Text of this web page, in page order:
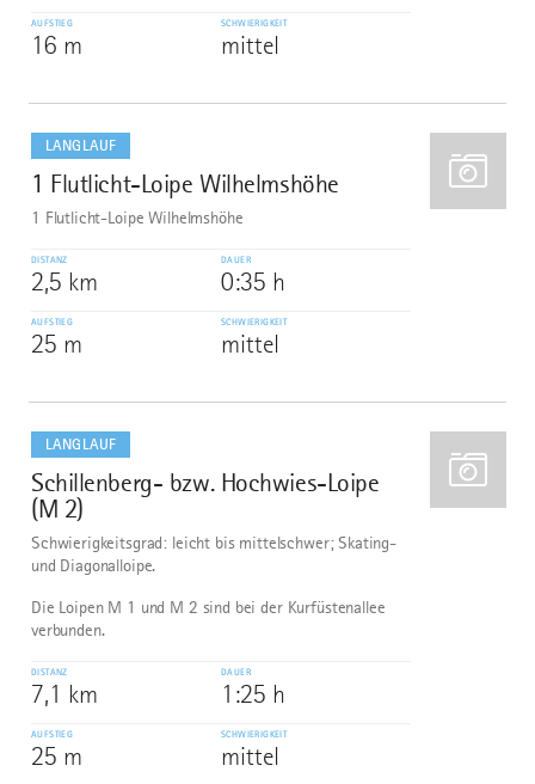
AUFSTIEG
16 m
SCHWIERIGKEIT
mittel
LANGLAUF
9
1 Flutlicht-Loipe Wilhelmshöhe
1 Flutlicht-Loipe Wilhelmshöhe
DISTANZ
2,5 km
DAUER
0:35 h
AUFSTIEG
25 m
SCHWIERIGKEIT
mittel
dazu
LANGLAUF
10
Schillenberg- bzw. Hochwies-Loipe
(M 2)
Schwierigkeitsgrad: leicht bis mittelschwer; Skating-
und Diagonalloipe.
Die Loipen M 1 und M 2 sind bei der Kurfüstenallee
verbunden.
DISTANZ
7,1 km
DAUER
1:25 h
AUFSTIEG
25 m
SCHWIERIGKEIT
mittel
dazu